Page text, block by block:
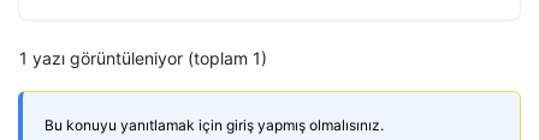
1 yazı görüntüleniyor (toplam 1)
Bu konuyu yanıtlamak için giriş yapmış olmalısınız.